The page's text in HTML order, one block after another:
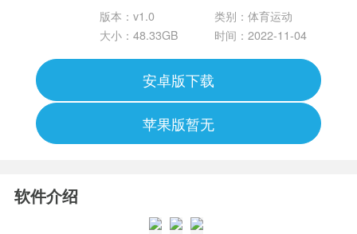
版本：v1.0
类别：体育运动
大小：48.33GB
时间：2022-11-04
安卓版下载
苹果版暂无
软件介绍